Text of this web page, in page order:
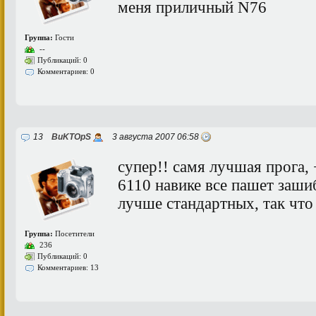
Группа: Гости
--
Публикаций: 0
Комментариев: 0
меня приличный N76
13 BuKTOpS 3 августа 2007 06:58
Группа: Посетители
236
Публикаций: 0
Комментариев: 13
супер!! самя лучшая прога,
6110 навике все пашет
лучше стандартных, так